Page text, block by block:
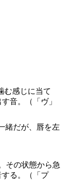
む感じに当て
音。（「ヴ」
緒だが、唇を左
その状態から急
る。（「プ